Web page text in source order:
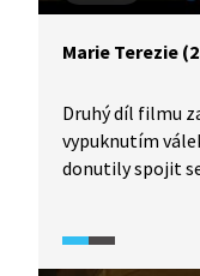
Marie Terezie
Druhý díl filmu
vypuknutím
donutily spojit
Film je zároveň